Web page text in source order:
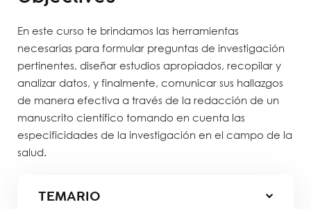
En este curso te brindamos las herramientas
necesarias para formular preguntas de investigación
pertinentes, diseñar estudios apropiados, recopilar y
analizar datos, y finalmente, comunicar sus hallazgos
de manera efectiva a través de la redacción de un
manuscrito científico tomando en cuenta las
especificidades de la investigación en el campo de la
salud.
TEMARIO